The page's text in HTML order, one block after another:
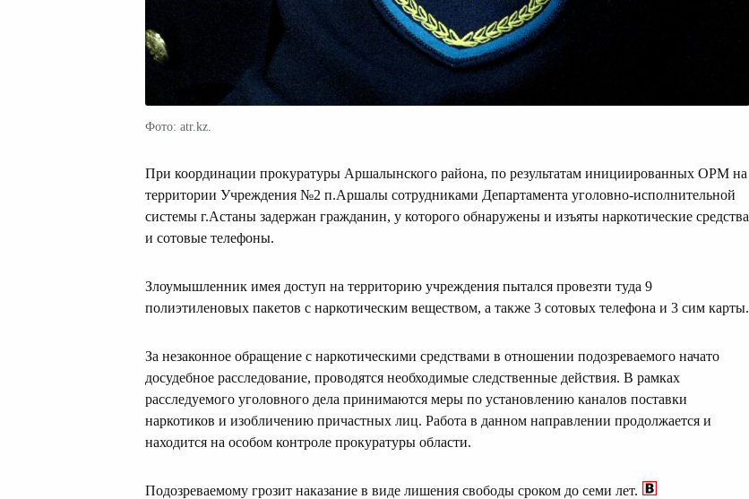
Фото: atr.kz.
При координации прокуратуры Аршалынского района, по результатам инициированных ОРМ на
территории Учреждения №2 п.Аршалы сотрудниками Департамента уголовно-исполнительной
системы г.Астаны задержан гражданин, у которого обнаружены и изъяты наркотические средства
и сотовые телефоны.
Злоумышленник имея доступ на территорию учреждения пытался провезти туда 9
полиэтиленовых пакетов с наркотическим веществом, а также 3 сотовых телефона и 3 сим карты.
За незаконное обращение с наркотическими средствами в отношении подозреваемого начато
досудебное расследование, проводятся необходимые следственные действия. В рамках
расследуемого уголовного дела принимаются меры по установлению каналов поставки
наркотиков и изобличению причастных лиц. Работа в данном направлении продолжается и
находится на особом контроле прокуратуры области.
Подозреваемому грозит наказание в виде лишения свободы сроком до семи лет.